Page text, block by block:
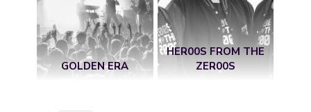
GOLDEN ERA
HER00S FROM THE
ZER00S